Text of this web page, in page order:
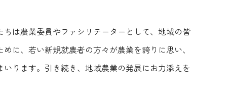
は農業委員やファシリテーターとして、地域の皆
に、若い新規就農者の方々が農業を誇りに思い、
ります。引き続き、地域農業の発展にお力添えを